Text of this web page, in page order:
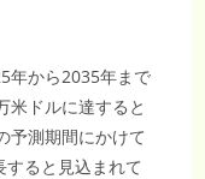
年から2035年まで
米ドルに達すると
予測期間にかけて
すると見込まれて